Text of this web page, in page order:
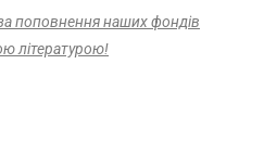
поповнення наших фондів
літературою!